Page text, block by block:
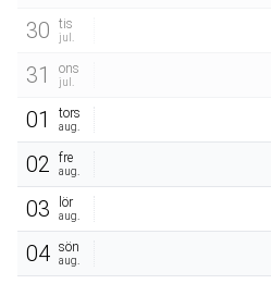
30 tis
jul.
31 ons
jul.
01 tors
aug.
02 fre
aug.
03 lör
aug.
04 sön
aug.